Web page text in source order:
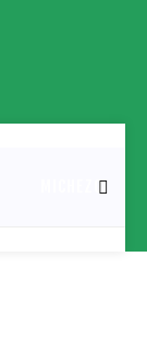
MICHEZO